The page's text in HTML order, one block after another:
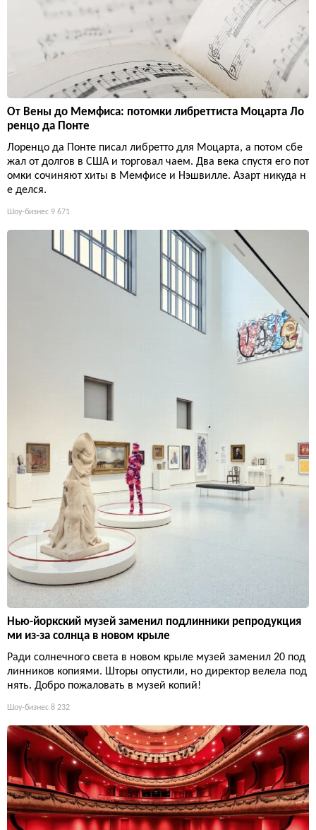
От Вены до Мемфиса: потомки либреттиста Моцарта Ло
ренцо да Понте
Лоренцо да Понте писал либретто для Моцарта, а потом сбе
жал от долгов в США и торговал чаем. Два века спустя его пот
омки сочиняют хиты в Мемфисе и Нэшвилле. Азарт никуда н
е делся.
Шоу-бизнес 9 671
Нью-йоркский музей заменил подлинники репродукция
ми из-за солнца в новом крыле
Ради солнечного света в новом крыле музей заменил 20 под
линников копиями. Шторы опустили, но директор велела под
нять. Добро пожаловать в музей копий!
Шоу-бизнес 8 232